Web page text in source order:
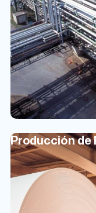
Producción de